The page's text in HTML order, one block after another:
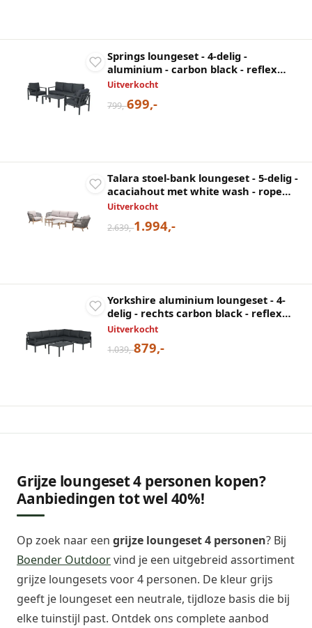
Springs loungeset - 4-delig -
aluminium - carbon black - reflex
black
Uitverkocht
799,-699,-
Talara stoel-bank loungeset - 5-delig -
acaciahout met white wash - rope
taupe - grey sand
Uitverkocht
2.639,-1.994,-
Yorkshire aluminium loungeset - 4-
delig - rechts carbon black - reflex
black
Uitverkocht
1.039,-879,-
Grijze loungeset 4 personen kopen?
Aanbiedingen tot wel 40%!
Op zoek naar een grijze loungeset 4 personen? Bij
Boender Outdoorvind je een uitgebreid assortiment
grijze loungesets voor 4 personen. De kleur grijs
geeft je loungeset een neutrale, tijdloze basis die bij
elke tuinstijl past. Ontdek ons complete aanbod